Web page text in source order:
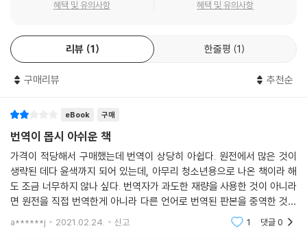
할 수 있다. 전문가들은 독서력을 기르는 데는 고전을 통한 독서 훈련만큼
좋은 것이 없다고 말한다. 이 시리즈는 읽기 훈련이 익숙하지 않은 청소년
들에게는 독서 훈련 교재로 활용하기에도 좋다. 작품의 기본적인 줄거리와
주제, 등장인물의 성격과 시대적 배경을 파악하는 등 배경지식을 넓히고,
★ 원서의 깊이를 더하는 영문학 교수의 해설 수록
고전은 단순히 읽는 데서 그치는 것이 아니라 작품에서 중요한 핵심을 짚
어 내는 훈련이 필요하다. 이에 책 뒷부분에 영문학과 교수의 해설을 붙여
작품 소개, 작품 구조, 작품의 감상과 의의, 작품에 반영된 당대의 현실까
지 작품마다 꼭 알아야 할 감상 포인트를 짚어 준다. 이를 통해 현대를 살아
가는 청소년들이 100~200년 전의 세계 명작을 왜 지금 굳이 읽어야 하는
지, 오늘날의 시점에서는 작품이 어떤 의의를 갖는지 등을 살펴볼 수 있다.
혜택 및 유의사항 혜택 및 유의사항
리뷰 1 한줄평 1
구매리뷰 추천순
eBook 구매
번역이 몹시 아쉬운 책
가격이 적당해서 구매했는데 번역이 상당히 아쉽다. 원전에서 많은 것이
생략된 데다 윤색까지 되어 있는데, 아무리 청소년용으로 나온 책이라 해
도 조금 너무하지 않나 싶다. 번역자가 과도한 재량을 사용한 것이 아니라
면 원전을 직접 번역한게 아니라 다른 언어로 번역된 판본을 중역한 것일
지도 모른다는 의심이 들 지경이다. 어릴때 본 계몽사 소년소녀전집에 실
려 있던 로빈 후드
a******j 2021.02.24. 신고 1 댓글0